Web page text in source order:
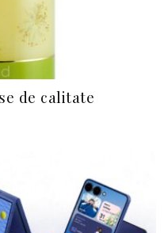
de calitate